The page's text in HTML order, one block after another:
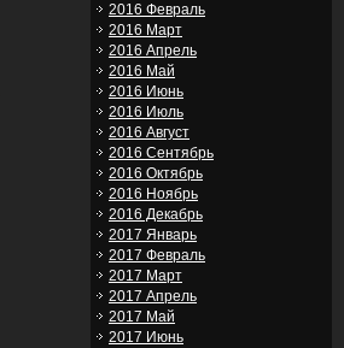
2016 Февраль
2016 Март
2016 Апрель
2016 Май
2016 Июнь
2016 Июль
2016 Август
2016 Сентябрь
2016 Октябрь
2016 Ноябрь
2016 Декабрь
2017 Январь
2017 Февраль
2017 Март
2017 Апрель
2017 Май
2017 Июнь